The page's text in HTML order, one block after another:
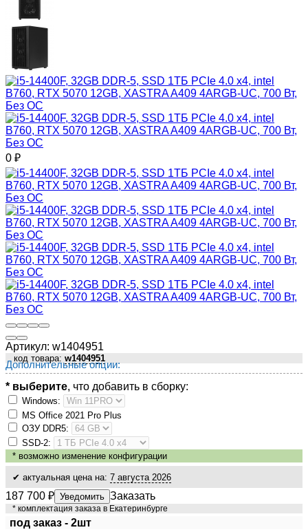
0 ₽
Артикул: w1404951
код товара: w1404951
Дополнительные опции:
* выберите, что добавить в сборку:
Windows:
MS Оffiсе 2021 Рrо Рlus
ОЗУ DDR5:
SSD-2:
* возможно изменение конфигурации
✔ актуальная цена на: 7 августа 2026
187 700 ₽ Уведомить Заказать
* комплектация заказа в Екатеринбурге
под заказ - 2шт